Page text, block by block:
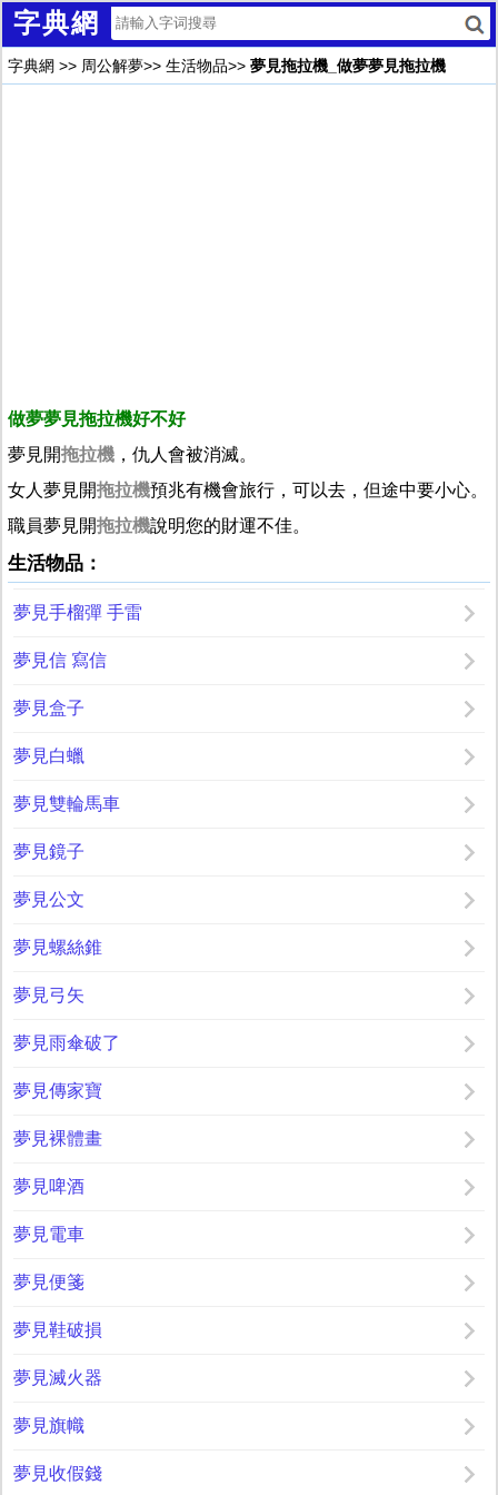
字典網
字典網 >> 周公解夢>> 生活物品>> 夢見拖拉機_做夢夢見拖拉機
做夢夢見拖拉機好不好
夢見開拖拉機 ，仇人會被消滅。
女人夢見開拖拉機預兆有機會旅行，可以去，但途中要小心。
職員夢見開拖拉機說明您的財運不佳。
生活物品：
夢見手榴彈 手雷
夢見信 寫信
夢見盒子
夢見白蠟
夢見雙輪馬車
夢見鏡子
夢見公文
夢見螺絲錐
夢見弓矢
夢見雨傘破了
夢見傳家寶
夢見裸體畫
夢見啤酒
夢見電車
夢見便箋
夢見鞋破損
夢見滅火器
夢見旗幟
夢見收假錢